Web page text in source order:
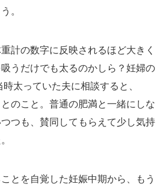
。
計の数字に反映されるほど大きく
うだけでも太るのかしら？妊婦の
太っていた夫に相談すると、
とのこと。普通の肥満と一緒にしな
つも、賛同してもらえて少し気持
とを自覚した妊娠中期から、もう